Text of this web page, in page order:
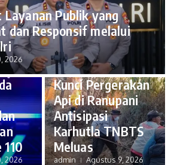
Publik yang
dan Responsif melalui
2026
E-
110
2026
Peristiwa
Polres Lumajang
Kunci Pergerakan
Api di Ranupani
Antisipasi
Karhutla TNBTS
Meluas
admin Agustus 9, 2026